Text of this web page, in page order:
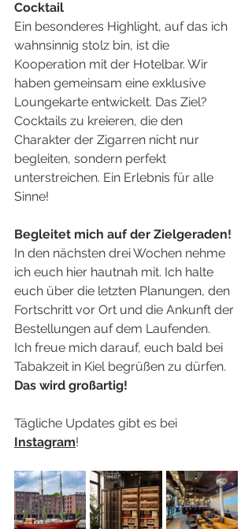
Cocktail
Ein besonderes Highlight, auf das ich
wahnsinnig stolz bin, ist die
Kooperation mit der Hotelbar. Wir
haben gemeinsam eine exklusive
Loungekarte entwickelt. Das Ziel?
Cocktails zu kreieren, die den
Charakter der Zigarren nicht nur
begleiten, sondern perfekt
unterstreichen. Ein Erlebnis für alle
Sinne!
Begleitet mich auf der Zielgeraden!
In den nächsten drei Wochen nehme
ich euch hier hautnah mit. Ich halte
euch über die letzten Planungen, den
Fortschritt vor Ort und die Ankunft der
Bestellungen auf dem Laufenden.
Ich freue mich darauf, euch bald bei
Tabakzeit in Kiel begrüßen zu dürfen.
Das wird großartig!
Tägliche Updates gibt es bei
Instagram!